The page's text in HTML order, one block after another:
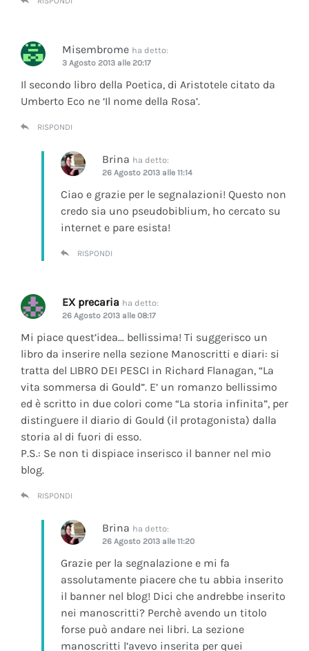
Misembrome ha detto:
3 Agosto 2013 alle 20:17
Il secondo libro della Poetica, di Aristotele citato da
Umberto Eco ne ‘Il nome della Rosa’.
RISPONDI
Brina ha detto:
26 Agosto 2013 alle 11:14
Ciao e grazie per le segnalazioni! Questo non
credo sia uno pseudobiblium, ho cercato su
internet e pare esista!
RISPONDI
EX precaria ha detto:
26 Agosto 2013 alle 08:17
Mi piace quest’idea… bellissima! Ti suggerisco un
libro da inserire nella sezione Manoscritti e diari: si
tratta del LIBRO DEI PESCI in Richard Flanagan, “La
vita sommersa di Gould”. E’ un romanzo bellissimo
ed è scritto in due colori come “La storia infinita”, per
distinguere il diario di Gould (il protagonista) dalla
storia al di fuori di esso.
P.S.: Se non ti dispiace inserisco il banner nel mio
blog.
RISPONDI
Brina ha detto:
26 Agosto 2013 alle 11:20
Grazie per la segnalazione e mi fa
assolutamente piacere che tu abbia inserito
il banner nel blog! Dici che andrebbe inserito
nei manoscritti? Perchè avendo un titolo
forse può andare nei libri. La sezione
manoscritti l’avevo inserita per quei